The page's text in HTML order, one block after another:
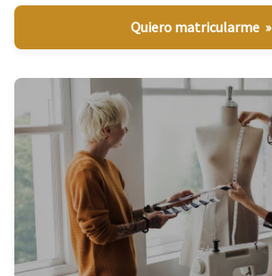
Quiero matricularme »